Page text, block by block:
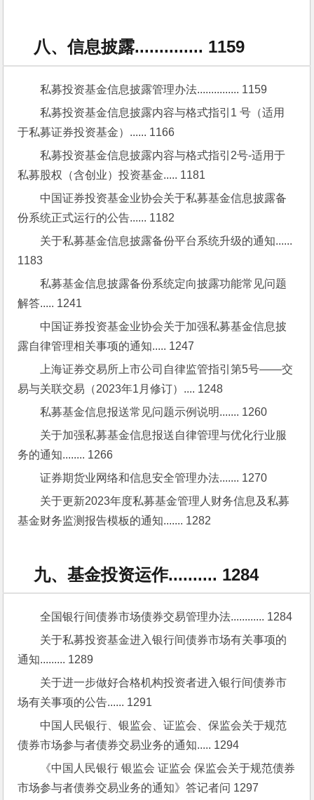
八、信息披露.............. 1159
私募投资基金信息披露管理办法............... 1159
私募投资基金信息披露内容与格式指引1 号（适用
于私募证券投资基金）...... 1166
私募投资基金信息披露内容与格式指引2号-适用于
私募股权（含创业）投资基金..... 1181
中国证券投资基金业协会关于私募基金信息披露备
份系统正式运行的公告...... 1182
关于私募基金信息披露备份平台系统升级的通知......
1183
私募基金信息披露备份系统定向披露功能常见问题
解答..... 1241
中国证券投资基金业协会关于加强私募基金信息披
露自律管理相关事项的通知..... 1247
上海证券交易所上市公司自律监管指引第5号——交
易与关联交易（2023年1月修订）.... 1248
私募基金信息报送常见问题示例说明....... 1260
关于加强私募基金信息报送自律管理与优化行业服
务的通知........ 1266
证券期货业网络和信息安全管理办法....... 1270
关于更新2023年度私募基金管理人财务信息及私募
基金财务监测报告模板的通知....... 1282
九、基金投资运作.......... 1284
全国银行间债券市场债券交易管理办法............ 1284
关于私募投资基金进入银行间债券市场有关事项的
通知......... 1289
关于进一步做好合格机构投资者进入银行间债券市
场有关事项的公告...... 1291
中国人民银行、银监会、证监会、保监会关于规范
债券市场参与者债券交易业务的通知..... 1294
《中国人民银行 银监会 证监会 保监会关于规范债券
市场参与者债券交易业务的通知》答记者问 1297